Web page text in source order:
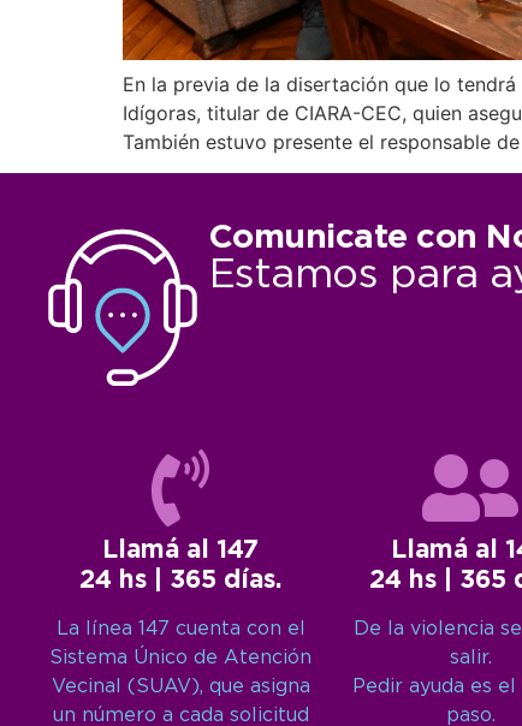
En la previa de la disertación que lo
Idígoras, titular de CIARA-CEC, quien
También estuvo presente el responsable
Comunicate con
Estamos para
Llamá al 147
24 hs | 365 días.
La línea 147 cuenta con el
Sistema Único de Atención
Vecinal (SUAV), que asigna
un número a cada solicitud
Llamá al
24 hs | 365
De la violencia
salir.
Pedir ayuda es
paso.